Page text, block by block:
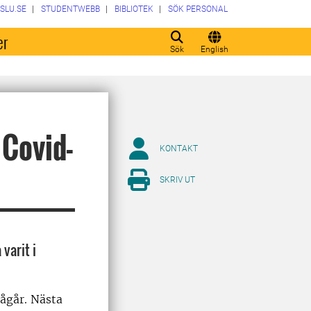
Sök English
SLU.SE STUDENTWEBB BIBLIOTEK SÖK PERSONAL
varit i
Nästa
KONTAKT
SKRIV UT